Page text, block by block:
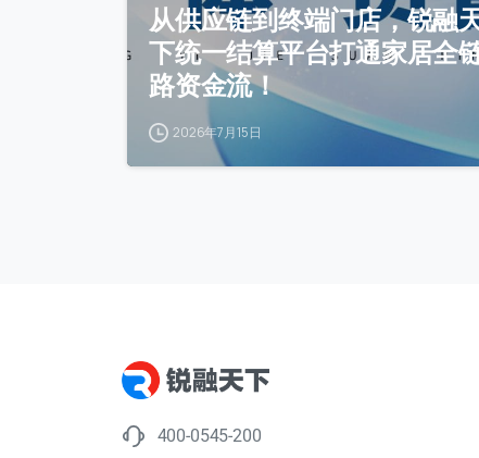
从供应链到终端门店，锐融
下统一结算平台打通家居全
路资金流！
2026年7月15日
400-0545-200